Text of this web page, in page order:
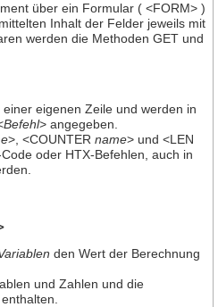
über ein Formular ( <FORM> )
Inhalt der Felder jeweils mit
werden die Methoden GET und
eigenen Zeile und werden in
Befehl> angegeben.
>, <COUNTER name> und <LEN
oder HTX-Befehlen, auch in
den Wert der Berechnung
und Zahlen und die